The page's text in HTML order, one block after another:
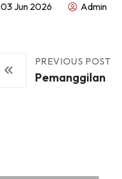
03 Jun 2026 Admin
PREVIOUS POST
Pemanggilan